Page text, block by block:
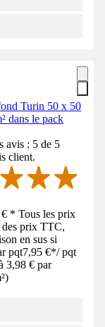
Turin 50 x 50
dans le pack
avis : 5 de 5
client.
* Tous les prix
des prix TTC,
en sus si
pqt7,95 €*/ pqt
3,98 € par
)